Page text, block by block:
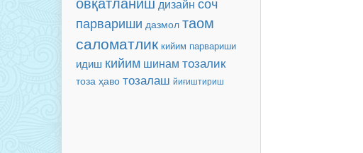
дизайн
парвариши дазмол таом
саломатлик кийим парвариши
идиш кийим шинам тозалик
тоза ҳаво тозалаш йиғиштириш